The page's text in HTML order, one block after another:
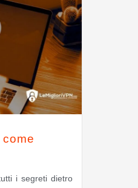
come
i segreti dietro